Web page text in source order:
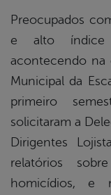
Preocupados
e alto índice
acontecendo na
Municipal da
primeiro
solicitaram a
Dirigentes
relatórios
homicídios, e